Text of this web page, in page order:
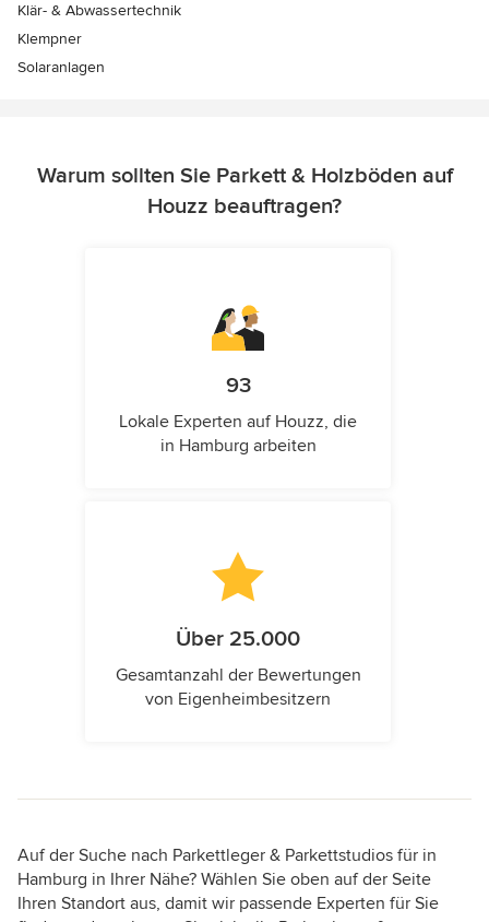
Klär- & Abwassertechnik
Klempner
Solaranlagen
Warum sollten Sie Parkett & Holzböden auf
Houzz beauftragen?
93
Lokale Experten auf Houzz, die
in Hamburg arbeiten
Über 25.000
Gesamtanzahl der Bewertungen
von Eigenheimbesitzern
Auf der Suche nach Parkettleger & Parkettstudios für in
Hamburg in Ihrer Nähe? Wählen Sie oben auf der Seite
Ihren Standort aus, damit wir passende Experten für Sie